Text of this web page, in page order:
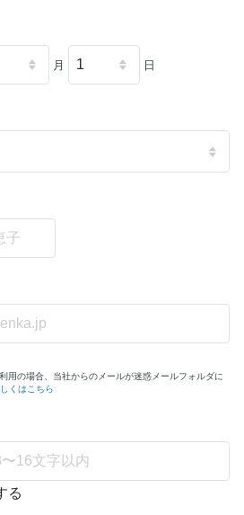
月 日
用の場合、当社からのメールが迷惑メールフォルダに
くはこちら
る